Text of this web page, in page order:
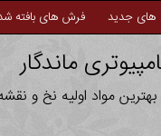
جدید فرش های بافته
ماندگار
مواد اولیه نخ و